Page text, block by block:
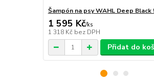
Šampón na psy WAHL Deep Black
1 595 Kč/ks
1 318 Kč bez DPH
Přidat do